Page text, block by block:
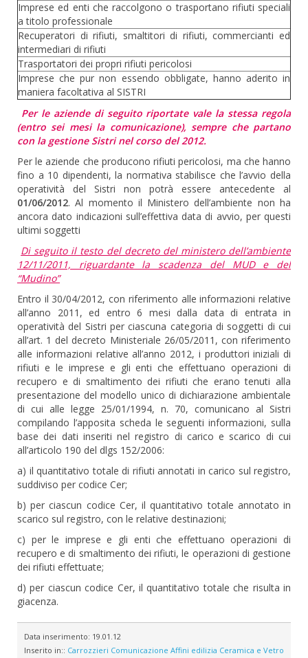
Imprese ed enti che raccolgono o trasportano rifiuti speciali
a titolo professionale
Recuperatori di rifiuti, smaltitori di rifiuti, commercianti ed
intermediari di rifiuti
Trasportatori dei propri rifiuti pericolosi
Imprese che pur non essendo obbligate, hanno aderito in
maniera facoltativa al SISTRI
Per le aziende di seguito riportate vale la stessa regola
(entro sei mesi la comunicazione), sempre che partano
con la gestione Sistri nel corso del 2012.
Per le aziende che producono rifiuti pericolosi, ma che hanno
fino a 10 dipendenti, la normativa stabilisce che l’avvio della
operatività del Sistri non potrà essere antecedente al
01/06/2012. Al momento il Ministero dell’ambiente non ha
ancora dato indicazioni sull’effettiva data di avvio, per questi
ultimi soggetti
Di seguito il testo del decreto del ministero dell’ambiente
12/11/2011, riguardante la scadenza del MUD e del
“Mudino”
Entro il 30/04/2012, con riferimento alle informazioni relative
all’anno 2011, ed entro 6 mesi dalla data di entrata in
operatività del Sistri per ciascuna categoria di soggetti di cui
all’art. 1 del decreto Ministeriale 26/05/2011, con riferimento
alle informazioni relative all’anno 2012, i produttori iniziali di
rifiuti e le imprese e gli enti che effettuano operazioni di
recupero e di smaltimento dei rifiuti che erano tenuti alla
presentazione del modello unico di dichiarazione ambientale
di cui alle legge 25/01/1994, n. 70, comunicano al Sistri
compilando l’apposita scheda le seguenti informazioni, sulla
base dei dati inseriti nel registro di carico e scarico di cui
all’articolo 190 del dlgs 152/2006:
a) il quantitativo totale di rifiuti annotati in carico sul registro,
suddiviso per codice Cer;
b) per ciascun codice Cer, il quantitativo totale annotato in
scarico sul registro, con le relative destinazioni;
c) per le imprese e gli enti che effettuano operazioni di
recupero e di smaltimento dei rifiuti, le operazioni di gestione
dei rifiuti effettuate;
d) per ciascun codice Cer, il quantitativo totale che risulta in
giacenza.
Data inserimento: 19.01.12
Inserito in:: Carrozzieri Comunicazione Affini edilizia Ceramica e Vetro